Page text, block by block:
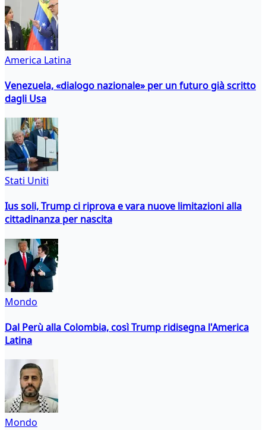
America Latina
Venezuela, «dialogo nazionale» per un futuro già scritto
dagli Usa
Stati Uniti
Ius soli, Trump ci riprova e vara nuove limitazioni alla
cittadinanza per nascita
Mondo
Dal Perù alla Colombia, così Trump ridisegna l'America
Latina
Mondo